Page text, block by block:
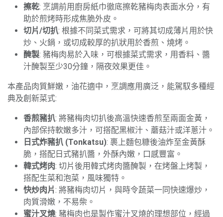
擦乾: 烹調前用廚房紙巾徹底擦乾豬梅肉表面水分，有
助於煎烤時形成焦脆外皮。
切片/切扒: 根據不同菜式需求，可將其切成薄片用於快
炒、火鍋，或切成較厚的扒狀用於香煎、燒烤。
醃製: 豬梅肉易於入味，可根據菜式需求，用香料、醬
汁醃製至少30分鐘，隔夜效果更佳。
本產品肉質鮮嫩，油花適中，烹調應用廣泛，能駕馭多種經
典及創新菜式:
香煎豬扒: 將豬梅肉切扒後高溫快速香煎至兩面金黃，
內部保持軟嫩多汁，可搭配黑椒汁、蘑菇汁或洋蔥汁。
日式炸豬扒 (Tonkatsu): 裹上麵包糠後油炸至金黃酥
脆，搭配日式豬扒醬，外酥內嫩，口感豐富。
韓式烤肉: 切片後用韓式烤肉醬醃製，在烤盤上烤製，
搭配生菜和泡菜，風味獨特。
快炒肉片: 將豬梅肉切片，與時令蔬菜一同快速爆炒，
肉質滑嫩，不易柴。
蜜汁叉燒: 豬梅肉也是製作蜜汁叉燒的理想部位，經過